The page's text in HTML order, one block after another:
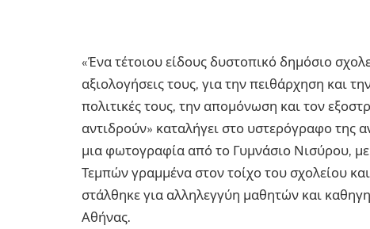
«Ένα τέτοιου είδους δυστοπικό δημόσιο
αξιολογήσεις τους, για την πειθάρχηση και
πολιτικές τους, την απομόνωση και τον
αντιδρούν» καταλήγει στο υστερόγραφο της
μια φωτογραφία από το Γυμνάσιο Νισύρου,
Τεμπών γραμμένα στον τοίχο του σχολείου
στάλθηκε για αλληλεγγύη μαθητών και
Αθήνας.